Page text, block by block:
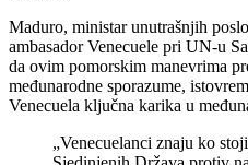
Maduro, ministar unutrašnjih
ambasador Venecuele pri UN-u
da ovim pomorskim manevrima
međunarodne sporazume,
Venecuela ključna karika u
„Venecuelanci znaju ko